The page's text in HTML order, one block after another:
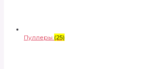
Пуллеры (25)